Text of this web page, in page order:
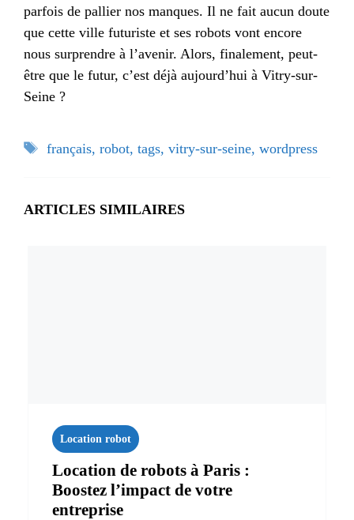
parfois de pallier nos manques. Il ne fait aucun doute
que cette ville futuriste et ses robots vont encore
nous surprendre à l’avenir. Alors, finalement, peut-
être que le futur, c’est déjà aujourd’hui à Vitry-sur-
Seine ?
Étiquettes
français, robot, tags, vitry-sur-seine, wordpress
ARTICLES SIMILAIRES
Location robot
Location de robots à Paris :
Boostez l’impact de votre
entreprise